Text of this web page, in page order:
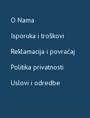
O Nama
Isporuka i troškovi
Reklamacija i povraćaj
Politika privatnosti
Uslovi i odredbe